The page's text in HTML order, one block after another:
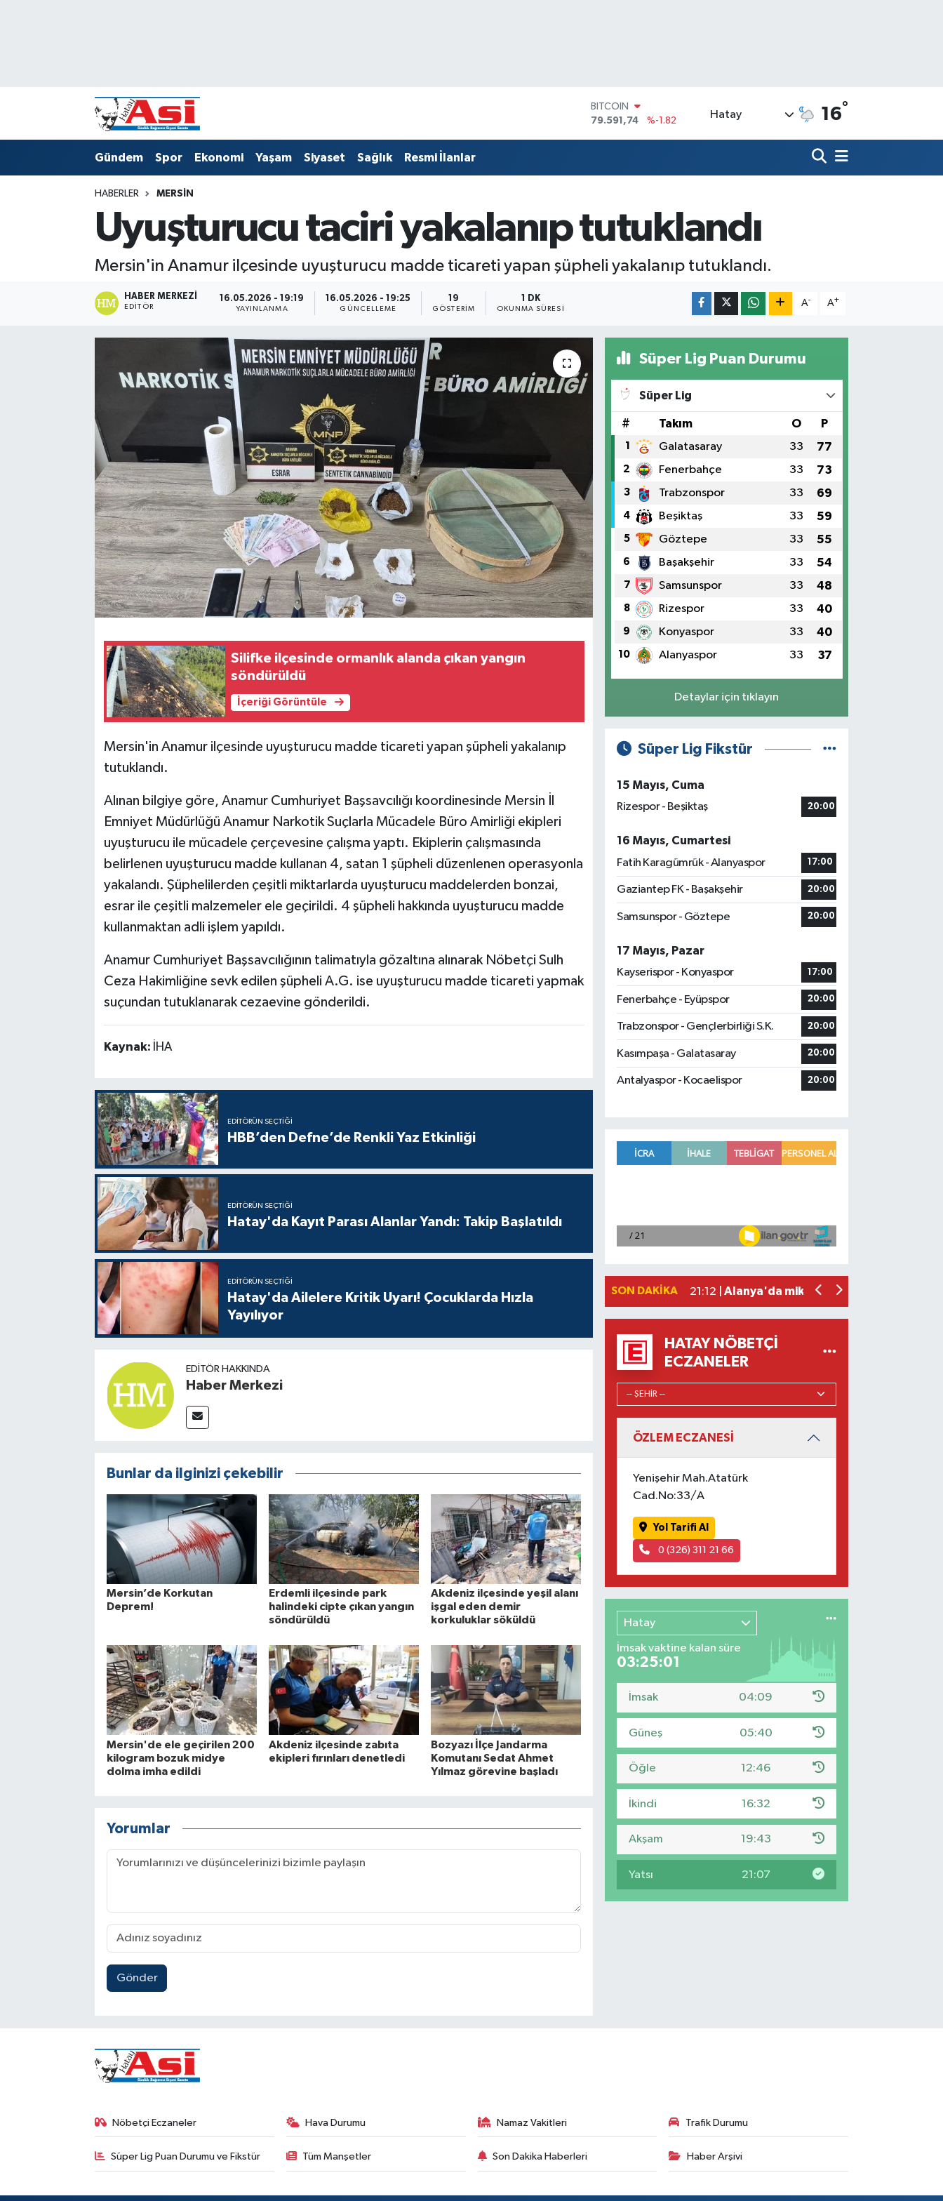
DOLAR
45,43620
%0.02
61,60380
%0.18
BİST100
14.598,00
%0
Hatay 16°
Gündem Spor Ekonomi Yaşam Siyaset Sağlık Resmi İlanlar
HABERLER MERSIN
Uyuşturucu taciri yakalanıp tutuklandı
Mersin'in Anamur ilçesinde uyuşturucu madde ticareti yapan şüpheli yakalanıp tutuklandı.
HABER MERKEZI
EDITÖR
16.05.2026 - 19:19
YAYINLANMA
16.05.2026 - 19:25
GÜNCELLEME
19
GÖSTERIM
1 DK
OKUNMA SÜRESI
A- A+
Silifke ilçesinde ormanlık alanda çıkan yangın
söndürüldü
İçeriği Görüntüle
Mersin'in Anamur ilçesinde uyuşturucu madde ticareti yapan şüpheli yakalanıp
tutuklandı.
Alınan bilgiye göre, Anamur Cumhuriyet Başsavcılığı koordinesinde Mersin İl
Emniyet Müdürlüğü Anamur Narkotik Suçlarla Mücadele Büro Amirliği ekipleri
uyuşturucu ile mücadele çerçevesine çalışma yaptı. Ekiplerin çalışmasında
belirlenen uyuşturucu madde kullanan 4, satan 1 şüpheli düzenlenen operasyonla
yakalandı. Şüphelilerden çeşitli miktarlarda uyuşturucu maddelerden bonzai,
esrar ile çeşitli malzemeler ele geçirildi. 4 şüpheli hakkında uyuşturucu madde
kullanmaktan adli işlem yapıldı.
Anamur Cumhuriyet Başsavcılığının talimatıyla gözaltına alınarak Nöbetçi Sulh
Ceza Hakimliğine sevk edilen şüpheli A.G. ise uyuşturucu madde ticareti yapmak
suçundan tutuklanarak cezaevine gönderildi.
Kaynak: İHA
EDITÖRÜN SEÇTIĞI
HBB’den Defne’de Renkli Yaz Etkinliği
EDITÖRÜN SEÇTIĞI
Hatay'da Kayıt Parası Alanlar Yandı: Takip Başlatıldı
EDITÖRÜN SEÇTIĞI
Hatay'da Ailelere Kritik Uyarı! Çocuklarda Hızla
Yayılıyor
EDITÖR HAKKINDA
Haber Merkezi
Bunlar da ilginizi çekebilir
Mersin’de Korkutan
Deprem!
Erdemli ilçesinde park
halindeki cipte çıkan yangın
söndürüldü
Akdeniz ilçesinde yeşil alanı
işgal eden demir
korkuluklar söküldü
Mersin'de ele geçirilen 200
kilogram bozuk midye
dolma imha edildi
Akdeniz ilçesinde zabıta
ekipleri fırınları denetledi
Bozyazı İlçe Jandarma
Komutanı Sedat Ahmet
Yılmaz görevine başladı
Yorumlar
Gönder
Süper Lig Puan Durumu
Süper Lig
# Takım O P
1 Galatasaray 33 77
2 Fenerbahçe 33 73
3 Trabzonspor 33 69
4 Beşiktaş 33 59
5 Göztepe 33 55
6 Başakşehir 33 54
7 Samsunspor 33 48
8 Rizespor 33 40
9 Konyaspor 33 40
10 Alanyaspor 33 37
Detaylar için tıklayın
Süper Lig Fikstür
15 Mayıs, Cuma
Rizespor - Beşiktaş
20:00
16 Mayıs, Cumartesi
Fatih Karagümrük - Alanyaspor
17:00
Gaziantep FK - Başakşehir 20:00
Samsunspor - Göztepe 20:00
17 Mayıs, Pazar
Kayserispor - Konyaspor
17:00
Fenerbahçe - Eyüpspor 20:00
Trabzonspor - Gençlerbirliği S.K. 20:00
Kasımpaşa - Galatasaray 20:00
Antalyaspor - Kocaelispor 20:00
SON DAKIKA
2026 Air Badminton Türkiye
21:12 | Alanya'da mikroplastik kirliliği
HATAY NÖBETÇI
ECZANELER
ÖZLEM ECZANESİ
Yenişehir Mah.Atatürk
Cad.No:33/A
Yol Tarifi Al
0 (326) 311 21 66
Hatay
İmsak vaktine kalan süre
03:25:00
İmsak 04:09
Güneş 05:40
Öğle 12:46
İkindi 16:32
Akşam 19:43
Yatsı 21:07
Nöbetçi Eczaneler Hava Durumu Namaz Vakitleri Trafik Durumu
Süper Lig Puan Durumu ve Fikstür Tüm Manşetler Son Dakika Haberleri Haber Arşivi
Namaz Vakitleri
Trafik Durumu
Süper Lig Puan Durumu ve Fikstür
Tüm Manşetler
Son Dakika Haberleri
Haber Arşivi